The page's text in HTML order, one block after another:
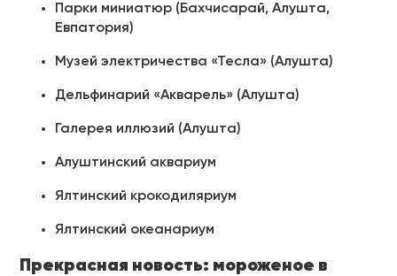
Парки миниатюр (Бахчисарай, Алушта,
Евпатория)
Музей электричества «Тесла» (Алушта)
Дельфинарий «Акварель» (Алушта)
Галерея иллюзий (Алушта)
Алуштинский аквариум
Ялтинский крокодиляриум
Ялтинский океанариум
Прекрасная новость: мороженое в